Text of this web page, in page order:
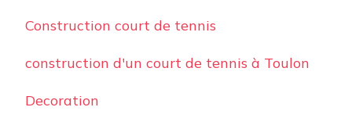
Construction court de tennis
construction d'un court de tennis à Toulon
Decoration